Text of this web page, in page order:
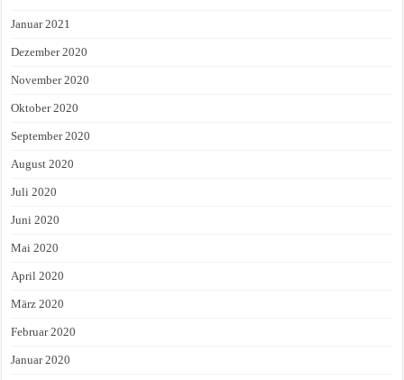
Januar 2021
Dezember 2020
November 2020
Oktober 2020
September 2020
August 2020
Juli 2020
Juni 2020
Mai 2020
April 2020
März 2020
Februar 2020
Januar 2020